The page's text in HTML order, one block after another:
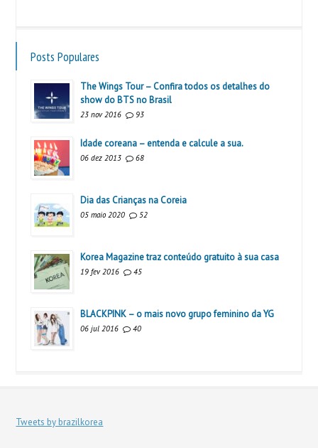
Posts Populares
The Wings Tour – Confira todos os detalhes do
show do BTS no Brasil
23 nov 2016 93
Idade coreana – entenda e calcule a sua.
06 dez 2013 68
Dia das Crianças na Coreia
05 maio 2020 52
Korea Magazine traz conteúdo gratuito à sua casa
19 fev 2016 45
BLACKPINK – o mais novo grupo feminino da YG
06 jul 2016 40
Tweets by brazilkorea